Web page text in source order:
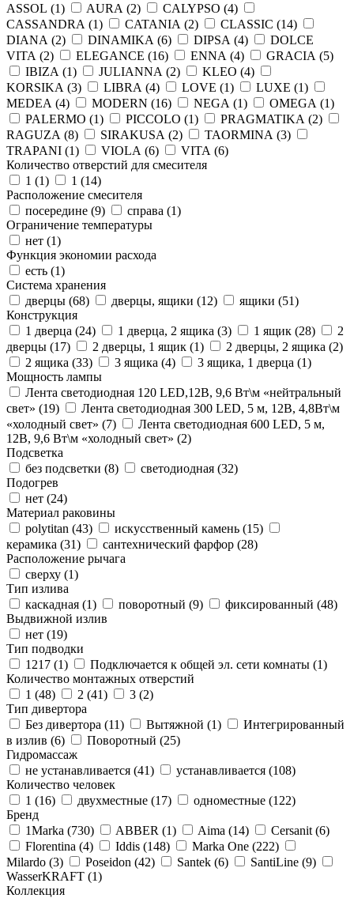
ASSOL (1) AURA (2) CALYPSO (4)
CASSANDRA (1) CATANIA (2) CLASSIC (14)
DIANA (2) DINAMIKA (6) DIPSA (4)
DOLCE
VITA (2) ELEGANCE (16) ENNA (4) GRACIA (5)
IBIZA (1) JULIANNA (2) KLEO (4)
KORSIKA (3) LIBRA (4) LOVE (1) LUXE (1)
MEDEA (4) MODERN (16) NEGA (1) OMEGA (1)
PALERMO (1) PICCOLO (1) PRAGMATIKA (2)
RAGUZA (8) SIRAKUSA (2) TAORMINA (3)
TRAPANI (1) VIOLA (6) VITA (6)
Количество отверстий для смесителя
1 (1) 1 (14)
Расположение смесителя
посередине (9) справа (1)
Ограничение температуры
нет (1)
Функция экономии расхода
есть (1)
Система хранения
дверцы (68) дверцы, ящики (12) ящики (51)
Конструкция
1 дверца (24) 1 дверца, 2 ящика (3) 1 ящик (28)
2
дверцы (17) 2 дверцы, 1 ящик (1) 2 дверцы, 2 ящика (2)
2 ящика (33) 3 ящика (4) 3 ящика, 1 дверца (1)
Мощность лампы
Лента светодиодная 120 LED,12В, 9,6 Вт\м «нейтральный
свет» (19)
Лента светодиодная 300 LED, 5 м, 12В, 4,8Вт\м
«холодный свет» (7)
Лента светодиодная 600 LED, 5 м,
12В, 9,6 Вт\м «холодный свет» (2)
Подсветка
без подсветки (8) светодиодная (32)
Подогрев
нет (24)
Материал раковины
polytitan (43) искусственный камень (15)
керамика (31) сантехнический фарфор (28)
Расположение рычага
сверху (1)
Тип излива
каскадная (1) поворотный (9) фиксированный (48)
Выдвижной излив
нет (19)
Тип подводки
1217 (1) Подключается к общей эл. сети комнаты (1)
Количество монтажных отверстий
1 (48) 2 (41) 3 (2)
Тип дивертора
Без дивертора (11) Вытяжной (1)
Интегрированный
в излив (6) Поворотный (25)
Гидромассаж
не устанавливается (41) устанавливается (108)
Количество человек
1 (16) двухместные (17) одноместные (122)
Бренд
1Marka (730) ABBER (1) Aima (14) Cersanit (6)
Florentina (4) Iddis (148) Marka One (222)
Milardo (3) Poseidon (42) Santek (6) SantiLine (9)
WasserKRAFT (1)
Коллекция